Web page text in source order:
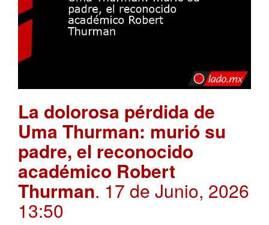
La dolorosa pérdida de
Uma Thurman: murió su
padre, el reconocido
académico Robert
Thurman. 17 de Junio, 2026
13:50